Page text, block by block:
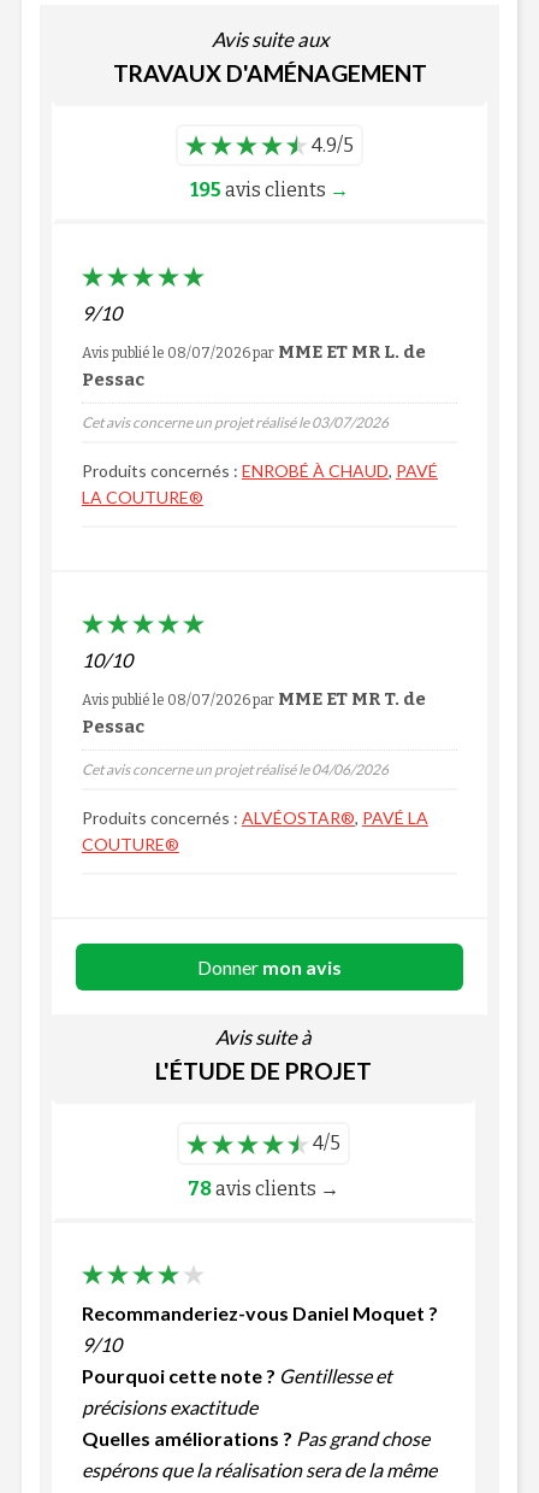
Avis suite à
L'ÉTUDE DE PROJET
4/5
78avis clients →
Recommanderiez-vous Daniel Moquet ?
9/10
Pourquoi cette note ? Gentillesse et
précisions exactitude
Quelles améliorations ? Pas grand chose
espérons que la réalisation sera de la même
Avis suite aux
TRAVAUX D'AMÉNAGEMENT
4.9/5
195 avis clients →
9/10
Avis publié le 08/07/2026par MME ET MR L. de
Pessac
Cet avis concerne un projet réalisé le 03/07/2026
Produits concernés : ENROBÉ À CHAUD, PAVÉ
LA COUTURE®
10/10
Avis publié le 08/07/2026par MME ET MR T. de
Pessac
Cet avis concerne un projet réalisé le 04/06/2026
Produits concernés : ALVÉOSTAR®, PAVÉ LA
COUTURE®
Donner mon avis